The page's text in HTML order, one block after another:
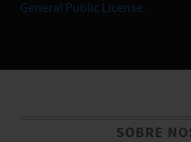
General Public License.
SOBRE